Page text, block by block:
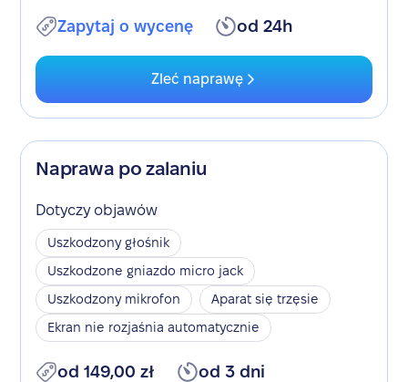
Zapytaj o wycenę od 24h
Zleć naprawę
Naprawa po zalaniu
Dotyczy objawów
Uszkodzony głośnik
Uszkodzone gniazdo micro jack
Uszkodzony mikrofon
Aparat się trzęsie
Ekran nie rozjaśnia automatycznie
od 149,00 zł od 3 dni